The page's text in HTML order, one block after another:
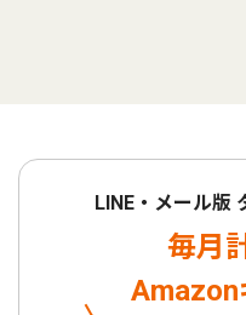
LINE・メール版
毎月
Amazon